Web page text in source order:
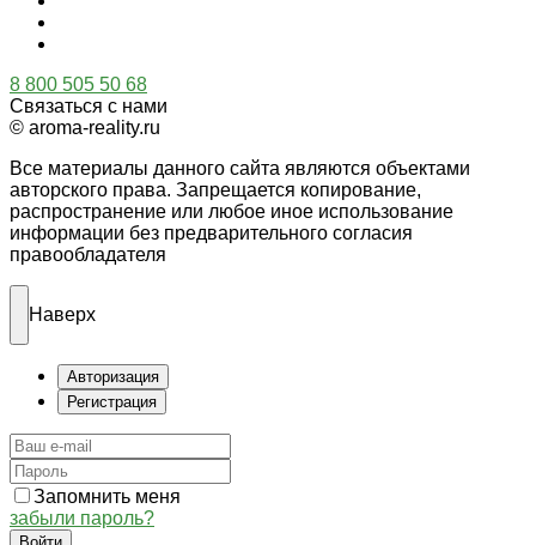
8 800 505 50 68
Связаться с нами
© aroma-reality.ru
Все материалы данного сайта являются объектами
авторского права. Запрещается копирование,
распространение или любое иное использование
информации без предварительного согласия
правообладателя
Наверх
Авторизация
Регистрация
Запомнить меня
забыли пароль?